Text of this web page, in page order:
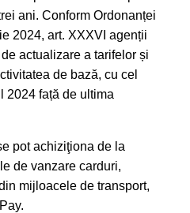
ani. Conform Ordonanței
2024, art. XXXVI agenții
actualizare a tarifelor și
de bază, cu cel
2024 față de ultima
pot achiziţiona de la
de vanzare carduri,
mijloacele de transport,